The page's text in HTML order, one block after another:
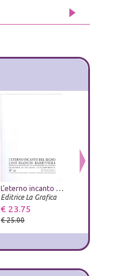
Museo Archeologico Nazionale di Napoli. Domus. Gli arredi di Pompei
Istituto dell'Enciclopedia Italiana
L'eterno incanto del segno. Lino Bianchi Barriviera, omaggio al maestro nel 120° anniversario dallla nascita. Quaderni di Incisione Contemporanea n 31
Editrice La Grafica
€ 23.75
€ 25.00